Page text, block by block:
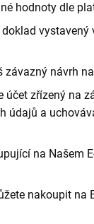
hodnoty dle
závazný návrh
účet zřízený na
údajů a
na Našem
nakoupit na